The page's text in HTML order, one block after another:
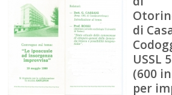
di
USSL
(600
per